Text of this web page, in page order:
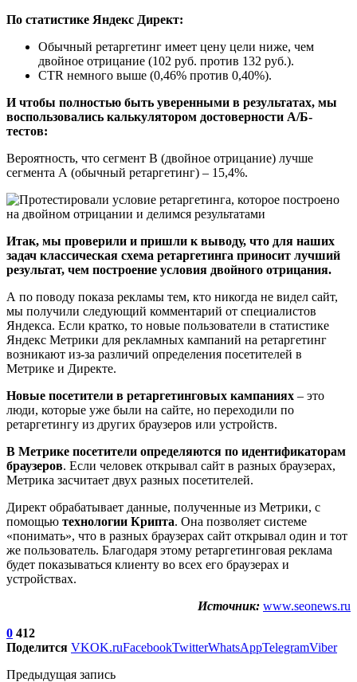
По статистике Яндекс Директ:
Обычный ретаргетинг имеет цену цели ниже, чем
двойное отрицание (102 руб. против 132 руб.).
CTR немного выше (0,46% против 0,40%).
И чтобы полностью быть уверенными в результатах, мы
воспользовались калькулятором достоверности А/Б-
тестов:
Вероятность, что сегмент B (двойное отрицание) лучше
сегмента А (обычный ретаргетинг) – 15,4%.
Итак, мы проверили и пришли к выводу, что для наших
задач классическая схема ретаргетинга приносит лучший
результат, чем построение условия двойного отрицания.
А по поводу показа рекламы тем, кто никогда не видел сайт,
мы получили следующий комментарий от специалистов
Яндекса. Если кратко, то новые пользователи в статистике
Яндекс Метрики для рекламных кампаний на ретаргетинг
возникают из-за различий определения посетителей в
Метрике и Директе.
Новые посетители в ретаргетинговых кампаниях – это
люди, которые уже были на сайте, но переходили по
ретаргетингу из других браузеров или устройств.
В Метрике посетители определяются по идентификаторам
браузеров. Если человек открывал сайт в разных браузерах,
Метрика засчитает двух разных посетителей.
Директ обрабатывает данные, полученные из Метрики, с
помощью технологии Крипта. Она позволяет системе
«понимать», что в разных браузерах сайт открывал один и тот
же пользователь. Благодаря этому ретаргетинговая реклама
будет показываться клиенту во всех его браузерах и
устройствах.
Источник: www.seonews.ru
0 412
Поделится VKOK.ruFacebookTwitterWhatsAppTelegramViber
Предыдущая запись